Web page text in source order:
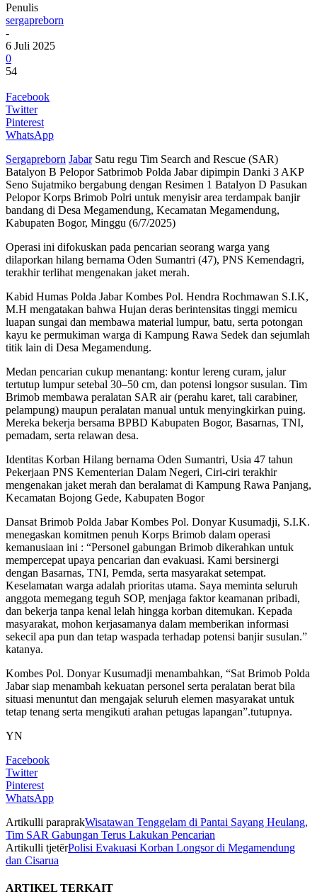
Penulis
sergapreborn
-
6 Juli 2025
0
54
Facebook
Twitter
Pinterest
WhatsApp
Sergapreborn JabarSatu regu Tim Search and Rescue (SAR)
Batalyon B Pelopor Satbrimob Polda Jabar dipimpin Danki 3 AKP
Seno Sujatmiko bergabung dengan Resimen 1 Batalyon D Pasukan
Pelopor Korps Brimob Polri untuk menyisir area terdampak banjir
bandang di Desa Megamendung, Kecamatan Megamendung,
Kabupaten Bogor, Minggu (6/7/2025)
Operasi ini difokuskan pada pencarian seorang warga yang
dilaporkan hilang bernama Oden Sumantri (47), PNS Kemendagri,
terakhir terlihat mengenakan jaket merah.
Kabid Humas Polda Jabar Kombes Pol. Hendra Rochmawan S.I.K,
M.H mengatakan bahwa Hujan deras berintensitas tinggi memicu
luapan sungai dan membawa material lumpur, batu, serta potongan
kayu ke permukiman warga di Kampung Rawa Sedek dan sejumlah
titik lain di Desa Megamendung.
Medan pencarian cukup menantang: kontur lereng curam, jalur
tertutup lumpur setebal 30–50 cm, dan potensi longsor susulan. Tim
Brimob membawa peralatan SAR air (perahu karet, tali carabiner,
pelampung) maupun peralatan manual untuk menyingkirkan puing.
Mereka bekerja bersama BPBD Kabupaten Bogor, Basarnas, TNI,
pemadam, serta relawan desa.
Identitas Korban Hilang bernama Oden Sumantri, Usia 47 tahun
Pekerjaan PNS Kementerian Dalam Negeri, Ciri‐ciri terakhir
mengenakan jaket merah dan beralamat di Kampung Rawa Panjang,
Kecamatan Bojong Gede, Kabupaten Bogor
Dansat Brimob Polda Jabar Kombes Pol. Donyar Kusumadji, S.I.K.
menegaskan komitmen penuh Korps Brimob dalam operasi
kemanusiaan ini : “Personel gabungan Brimob dikerahkan untuk
mempercepat upaya pencarian dan evakuasi. Kami bersinergi
dengan Basarnas, TNI, Pemda, serta masyarakat setempat.
Keselamatan warga adalah prioritas utama. Saya meminta seluruh
anggota memegang teguh SOP, menjaga faktor keamanan pribadi,
dan bekerja tanpa kenal lelah hingga korban ditemukan. Kepada
masyarakat, mohon kerjasamanya dalam memberikan informasi
sekecil apa pun dan tetap waspada terhadap potensi banjir susulan.”
katanya.
Kombes Pol. Donyar Kusumadji menambahkan, “Sat Brimob Polda
Jabar siap menambah kekuatan personel serta peralatan berat bila
situasi menuntut dan mengajak seluruh elemen masyarakat untuk
tetap tenang serta mengikuti arahan petugas lapangan”.tutupnya.
YN
Facebook
Twitter
Pinterest
WhatsApp
Artikulli paraprakWisatawan Tenggelam di Pantai Sayang Heulang,
Tim SAR Gabungan Terus Lakukan Pencarian
Artikulli tjetërPolisi Evakuasi Korban Longsor di Megamendung
dan Cisarua
ARTIKEL TERKAIT